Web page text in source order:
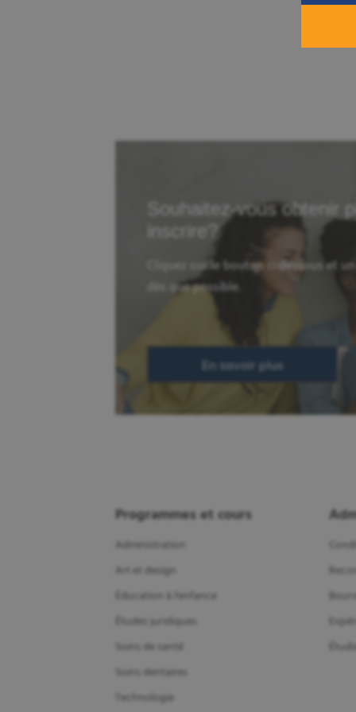
Souhaitez-vous obtenir
inscrire?
Cliquez sur le bouton ci-dessous et
dès que possible.
En savoir plus
Programmes et cours
Administration
Art et design
Éducation à l'enfance
Études juridiques
Soins de santé
Soins dentaires
Technologie